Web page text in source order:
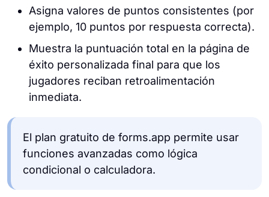
Asigna valores de puntos consistentes (por
ejemplo, 10 puntos por respuesta correcta).
Muestra la puntuación total en la página de
éxito personalizada final para que los
jugadores reciban retroalimentación
inmediata.
El plan gratuito de forms.app permite usar
funciones avanzadas como lógica
condicional o calculadora.